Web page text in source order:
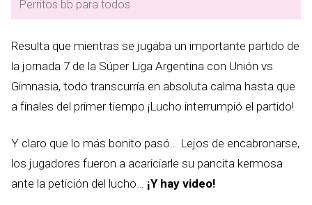
Perritos bb para todos
Resulta que mientras se jugaba un importante partido de
la jornada 7 de la Súper Liga Argentina con Unión vs
Gimnasia, todo transcurría en absoluta calma hasta que
a finales del primer tiempo ¡Lucho interrumpió el partido!
Y claro que lo más bonito pasó… Lejos de encabronarse,
los jugadores fueron a acariciarle su pancita kermosa
ante la petición del lucho… ¡Y hay video!